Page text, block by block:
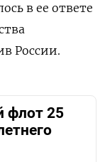
в ее ответе
России.
флот 25